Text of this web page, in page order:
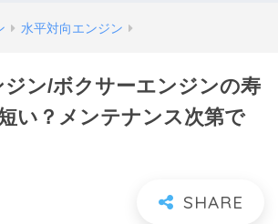
水平対向エンジン
ジン/ボクサーエンジンの寿
い？メンテナンス次第で